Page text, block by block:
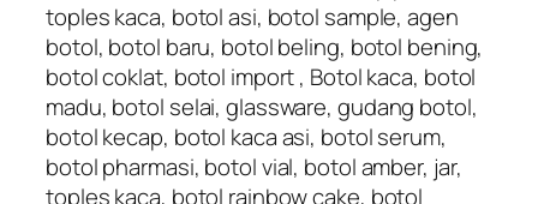
toples kaca, botol asi, botol sample, agen
botol, botol baru, botol beling, botol bening,
botol coklat, botol import , Botol kaca, botol
madu, botol selai, glassware, gudang botol,
botol kecap, botol kaca asi, botol serum,
botol pharmasi, botol vial, botol amber, jar,
toples kaca, botol rainbow cake, botol